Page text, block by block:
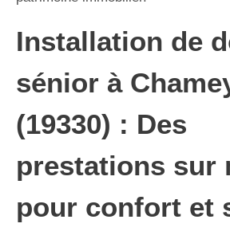
Installation de
sénior à
(19330) : Des
prestations sur
pour confort et